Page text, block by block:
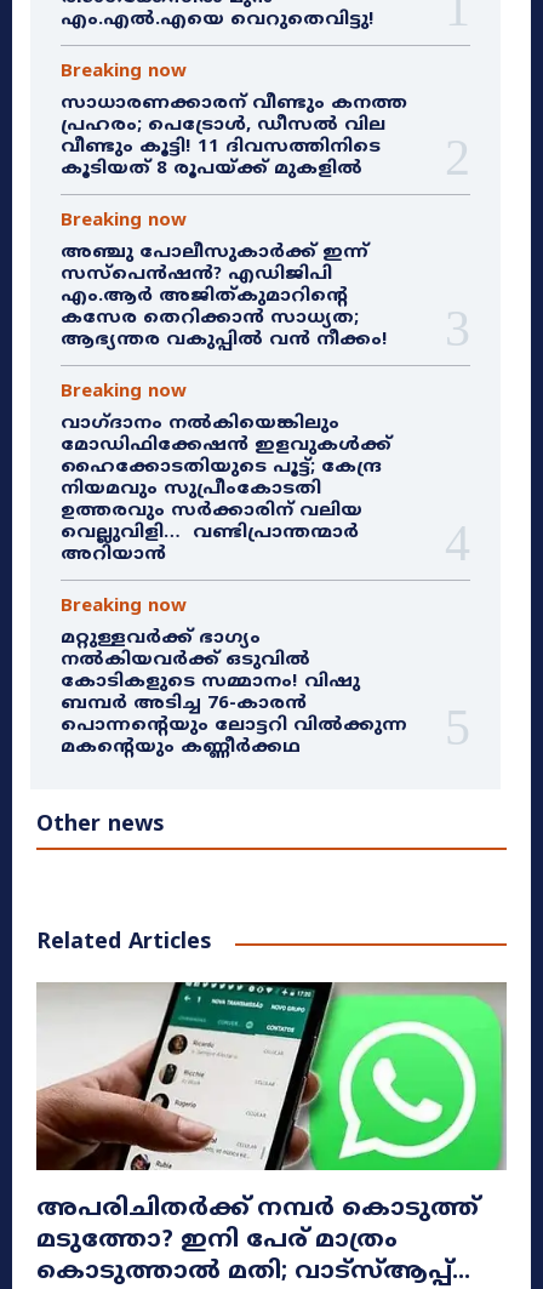
എം.എൽ.എയെ വെറുതെവിട്ടു!
Breaking now
സാധാരണക്കാരന് വീണ്ടും കനത്ത
പ്രഹരം; പെട്രോൾ, ഡീസൽ വില
വീണ്ടും കൂട്ടി! 11 ദിവസത്തിനിടെ
കൂടിയത് 8 രൂപയ്ക്ക് മുകളിൽ
Breaking now
അഞ്ചു പോലീസുകാർക്ക് ഇന്ന്
സസ്‌പെൻഷൻ? എഡിജിപി
എം.ആർ അജിത്കുമാറിൻ്റെ
കസേര തെറിക്കാൻ സാധ്യത;
ആഭ്യന്തര വകുപ്പിൽ വൻ നീക്കം!
Breaking now
വാഗ്ദാനം നൽകിയെങ്കിലും
മോഡിഫിക്കേഷൻ ഇളവുകൾക്ക്
ഹൈക്കോടതിയുടെ പൂട്ട്; കേന്ദ്ര
നിയമവും സുപ്രീംകോടതി
ഉത്തരവും സർക്കാരിന് വലിയ
വെല്ലുവിളി… വണ്ടിപ്രാന്തന്മാർ
അറിയാൻ
Breaking now
മറ്റുള്ളവർക്ക് ഭാഗ്യം
നൽകിയവർക്ക് ഒടുവിൽ
കോടികളുടെ സമ്മാനം! വിഷു
ബമ്പർ അടിച്ച 76-കാരൻ
പൊന്നന്റെയും ലോട്ടറി വിൽക്കുന്ന
മകന്റെയും കണ്ണീർക്കഥ
Other news
Related Articles
അപരിചിതർക്ക് നമ്പർ കൊടുത്ത്
മടുത്തോ? ഇനി പേര് മാത്രം
കൊടുത്താൽ മതി; വാട്‌സ്ആപ്പ്...